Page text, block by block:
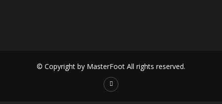
© Copyright by MasterFoot All rights reserved.